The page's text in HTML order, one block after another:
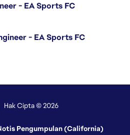
- EA Sports FC
- EA Sports FC
Hak Cipta © 2026
Pengumpulan (California)